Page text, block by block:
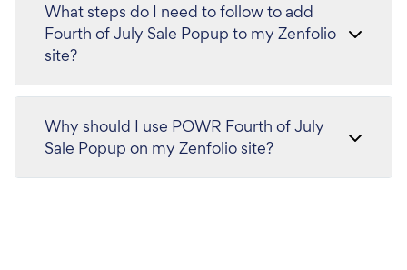
What steps do I need to follow to add
Fourth of July Sale Popup to my Zenfolio
site?
Why should I use POWR Fourth of July
Sale Popup on my Zenfolio site?